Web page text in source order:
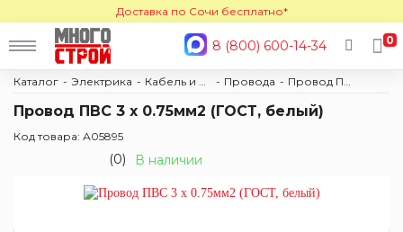
Доставка по Сочи бесплатно*
8 (800) 600-14-34 0
Каталог Электрика Провода
Провод ПВС 3 х 0.75мм2 (ГОСТ, белый)
Код товара: А05895
(0) В наличии